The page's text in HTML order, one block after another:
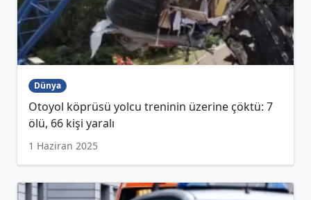
Dünya
Otoyol köprüsü yolcu treninin üzerine çöktü: 7
ölü, 66 kişi yaralı
1 Haziran 2025